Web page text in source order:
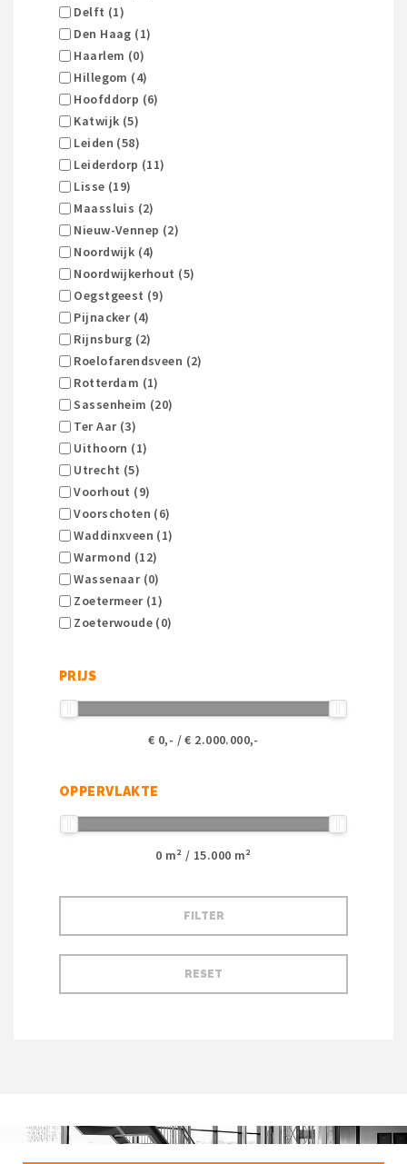
Delft (1)
Den Haag (1)
Haarlem (0)
Hillegom (4)
Hoofddorp (6)
Katwijk (5)
Leiden (58)
Leiderdorp (11)
Lisse (19)
Maassluis (2)
Nieuw-Vennep (2)
Noordwijk (4)
Noordwijkerhout (5)
Oegstgeest (9)
Pijnacker (4)
Rijnsburg (2)
Roelofarendsveen (2)
Rotterdam (1)
Sassenheim (20)
Ter Aar (3)
Uithoorn (1)
Utrecht (5)
Voorhout (9)
Voorschoten (6)
Waddinxveen (1)
Warmond (12)
Wassenaar (0)
Zoetermeer (1)
Zoeterwoude (0)
PRIJS
€ 0,- / € 2.000.000,-
OPPERVLAKTE
0 m² / 15.000 m²